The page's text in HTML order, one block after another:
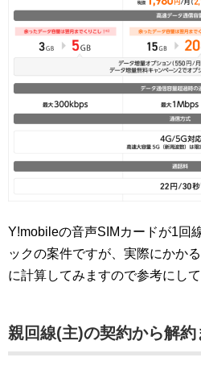
Y!mobileの音声SIMカードが1回
ックの案件ですが、実際にかか
に計算してみますので参考にして
親回線(主)の契約から解約